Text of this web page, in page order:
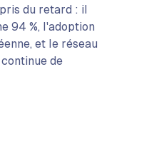
du retard : il
94 %, l'adoption
et le réseau
de